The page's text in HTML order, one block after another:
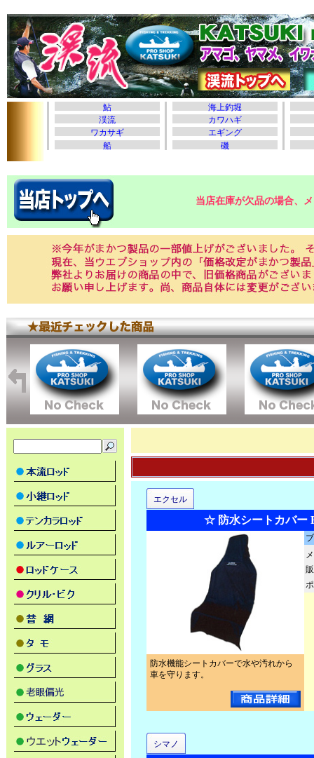
当店在庫が欠品の場合、
エクセル
☆ 防水シートカバー
防水機能シートカバーで水や汚れから
車を守ります。
シマノ